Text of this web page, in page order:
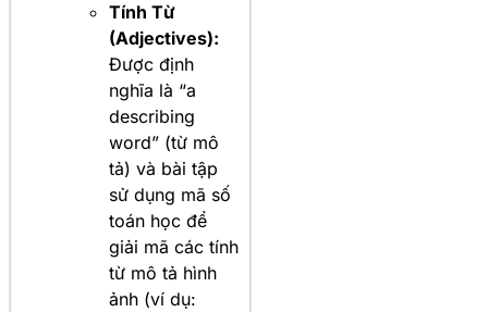
Tính Từ
(Adjectives):
Được định
nghĩa là “a
describing
word” (từ mô
tả) và bài tập
sử dụng mã số
toán học để
giải mã các tính
từ mô tả hình
ảnh (ví dụ: